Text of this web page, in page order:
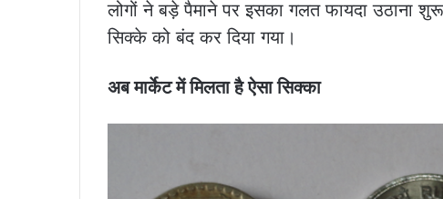
लोगों ने बड़े पैमाने पर इसका गलत फायदा उठाना
सिक्के को बंद कर दिया गया।
अब मार्केट में मिलता है ऐसा सिक्का